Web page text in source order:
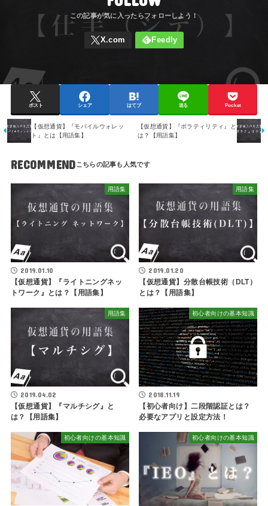
ポスト シェア はてブ 送る Pocket
【仮想通貨】『モバイルウォレッ
ト』とは【用語集】
【仮想通貨】『ボラティリティ』と
は？【用語集】
RECOMMEND
用語集
2019.01.10
【仮想通貨】『ライトニングネッ
トワーク』とは？【用語集】
用語集
2019.01.20
【仮想通貨】分散台帳技術（DLT）
とは？【用語集】
用語集
2019.04.02
【仮想通貨】『マルチシグ』と
は？【用語集】
初心者向けの基本知識
2018.11.19
【初心者向け】二段階認証とは？
必要なアプリと設定方法！
初心者向けの基本知識 初心者向けの基本知識